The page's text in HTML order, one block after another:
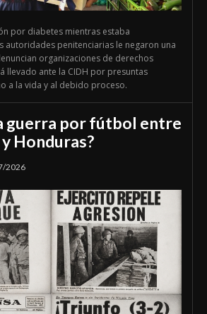
por diabetes mientras estaba
autoridades penitenciarias le negaron una
organizaciones de derechos
llevado ante la CIDH por presuntas
a la vida y al debido proceso.
guerra por fútbol entre
Honduras?
2026